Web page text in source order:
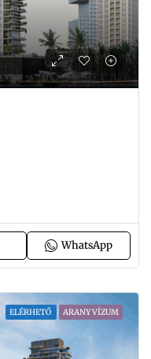
WhatsApp
ELÉRHETŐ ARANY VÍZUM